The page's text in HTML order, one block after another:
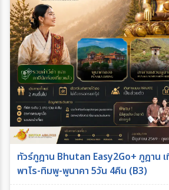
ตั้งแต่วันที่
ถึงวันที่
ระหว่าง
ค้นหา
ทัวร์ภูฎาน Bhutan Easy2Go+ ภูฎาน
พาโร-ทิมพู-พูนาคา 5วัน 4คืน (B3)